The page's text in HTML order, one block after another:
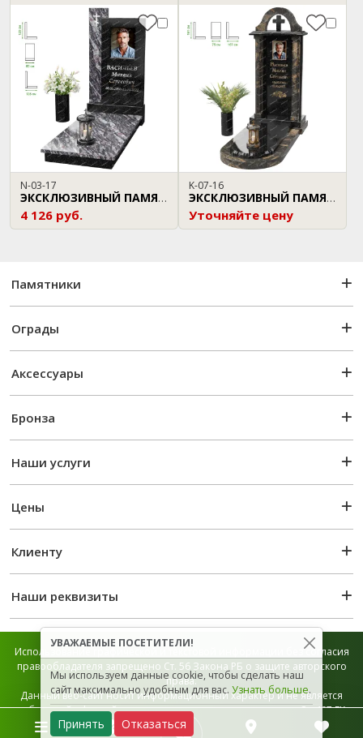
N-03-17
ЭКСКЛЮЗИВНЫЙ ПАМЯТНИК
4 126 руб.
K-07-16
ЭКСКЛЮЗИВНЫЙ ПАМЯТНИК
Уточняйте цену
Памятники
Ограды
Аксессуары
Бронза
Наши услуги
Цены
Клиенту
Наши реквизиты
Использование графической и текстовой информации без согласия
правообладателя запрещено Ст. 56 Закона РБ о защите авторского
права.
Данный веб-сайт носит информационный характер и не является
публичной офертой, которая определяется положением Ст. 407 ГК
РБ.
УВАЖАЕМЫЕ ПОСЕТИТЕЛИ!
Мы используем данные cookie, чтобы сделать наш
сайт максимально удобным для вас. Узнать больше.
Принять Отказаться